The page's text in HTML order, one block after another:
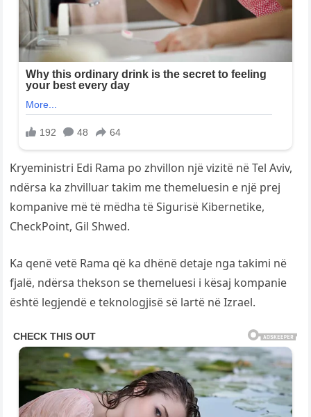
Kryeministri Edi Rama po zhvillon një vizitë në Tel Aviv,
ndërsa ka zhvilluar takim me themeluesin e një prej
kompanive më të mëdha të Sigurisë Kibernetike,
CheckPoint, Gil Shwed.
Ka qenë vetë Rama që ka dhënë detaje nga takimi në
fjalë, ndërsa thekson se themeluesi i kësaj kompanie
është legjendë e teknologjisë së lartë në Izrael.